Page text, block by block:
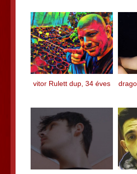
vitor Rulett dup, 34 éves